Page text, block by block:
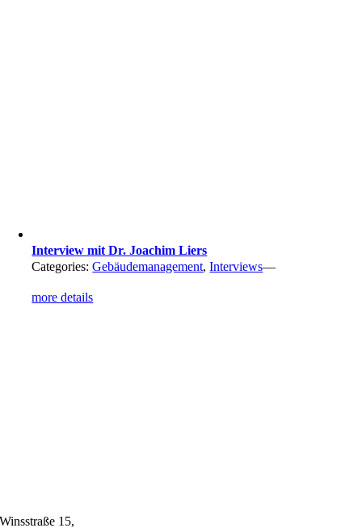
Interview mit Dr. Joachim Liers
Categories:Gebäudemanagement,Interviews—
more details
Winsstraße 15,